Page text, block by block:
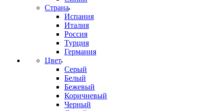
Страна
Испания
Италия
Россия
Турция
Германия
Цвет
Серый
Белый
Бежевый
Коричневый
Черный